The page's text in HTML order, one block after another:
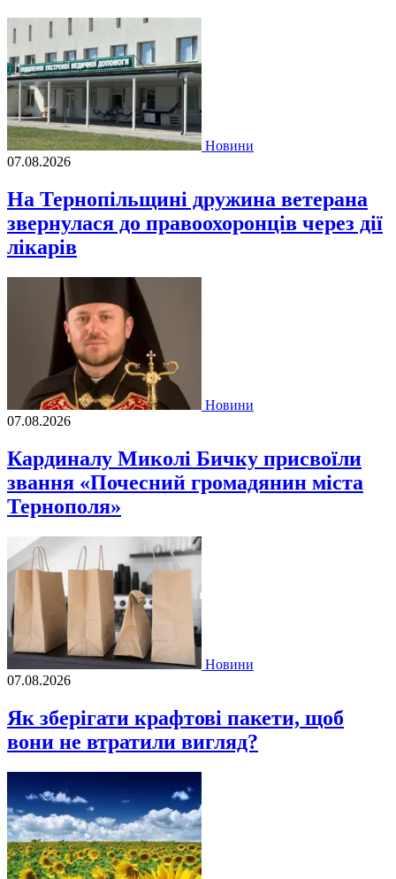
Новини
07.08.2026
На Тернопільщині дружина ветерана
звернулася до правоохоронців через дії
лікарів
Новини
07.08.2026
Кардиналу Миколі Бичку присвоїли
звання «Почесний громадянин міста
Тернополя»
Новини
07.08.2026
Як зберігати крафтові пакети, щоб
вони не втратили вигляд?